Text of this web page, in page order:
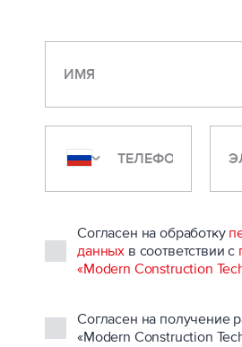
ИМЯ
Согласен на обработку
данных в соответствии с
«Modern Construction
Согласен на получение
«Modern Construction